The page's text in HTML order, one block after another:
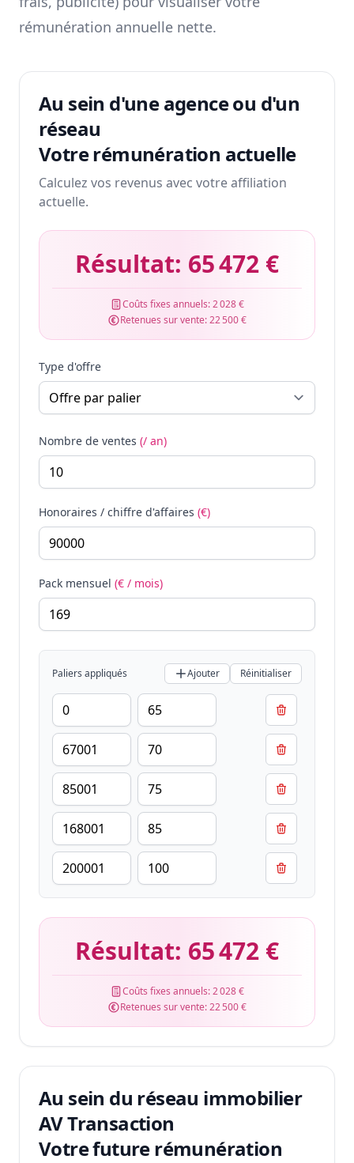
rémunération annuelle nette.
Au sein d'une agence ou d'un
réseau
Votre rémunération actuelle
Calculez vos revenus avec votre affiliation
actuelle.
Résultat: 65 472 €
Coûts fixes annuels:2 028 €
Retenues sur vente:22 500 €
Type d'offre
Nombre de ventes (/ an)
Honoraires / chiffre d'affaires (€)
Pack mensuel (€ / mois)
Paliers appliqués Ajouter Réinitialiser
Résultat: 65 472 €
Coûts fixes annuels:2 028 €
Retenues sur vente:22 500 €
Au sein du réseau immobilier
AV Transaction
Votre future rémunération